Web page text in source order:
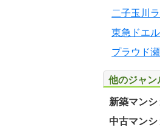
二子玉川
東急ドエ
プラウド
他のジャン
新築マンシ
中古マンシ